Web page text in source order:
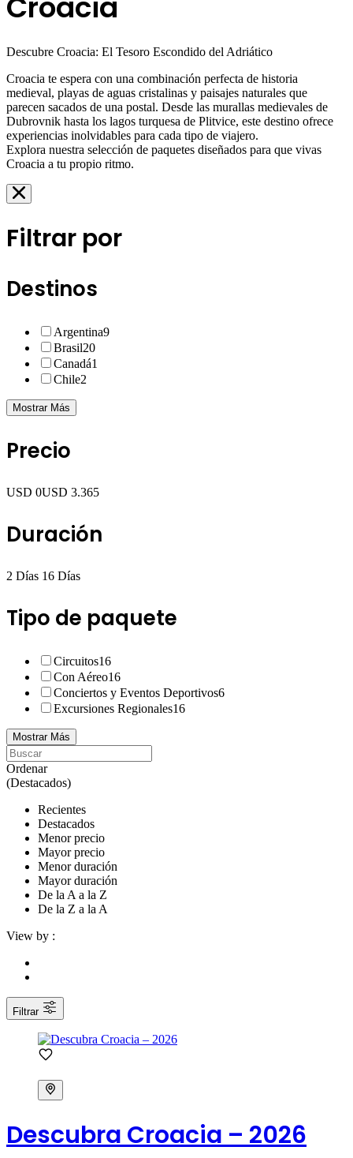
Descubre Croacia: El Tesoro Escondido del Adriático
Croacia te espera con una combinación perfecta de historia
medieval, playas de aguas cristalinas y paisajes naturales que
parecen sacados de una postal. Desde las murallas medievales de
Dubrovnik hasta los lagos turquesa de Plitvice, este destino ofrece
experiencias inolvidables para cada tipo de viajero.
Explora nuestra selección de paquetes diseñados para que vivas
Croacia a tu propio ritmo.
Filtrar por
Destinos
Argentina9
Brasil20
Canadá1
Chile2
Mostrar Más
Precio
USD 0USD 3.365
Duración
2 Días 16 Días
Tipo de paquete
Circuitos16
Con Aéreo16
Conciertos y Eventos Deportivos6
Excursiones Regionales16
Mostrar Más
Ordenar
(Destacados)
Recientes
Destacados
Menor precio
Mayor precio
Menor duración
Mayor duración
De la A a la Z
De la Z a la A
View by :
Filtrar
Descubra Croacia – 2026